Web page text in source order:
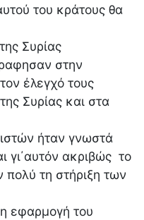
του κράτους θα
Συρίας
στην
έλεγχό τους
Συρίας και στα
ήταν γνωστά
γι΄αυτόν ακριβώς το
πολύ τη στήριξη των
εφαρμογή του